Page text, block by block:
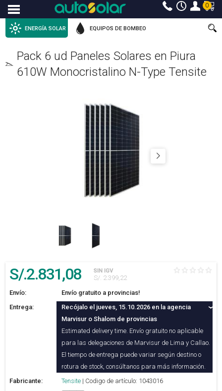
Menu 0
ENERGÍA SOLAR EQUIPOS DE BOMBEO
Pack 6 ud Paneles Solares en Piura
610W Monocristalino N-Type Tensite
S/.2.831,08 SIN IGV
S/. 2.399,22
Envío:
Envío gratuito a provincias!
Entrega:
Recójalo el jueves, 15.10.2026 en la agencia
Marvisur o Shalom de provincias
Estimated delivery time. Envío gratuito no aplicable
para las delegaciones de Marvisur de Lima y Callao.
El tiempo de entrega puede variar según destino o
rotura de stock, consúltanos para más información.
Fabricante:
Tensite | Codigo de artículo: 1043016